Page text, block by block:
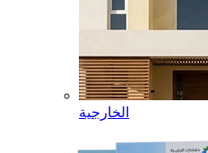
الخارجية